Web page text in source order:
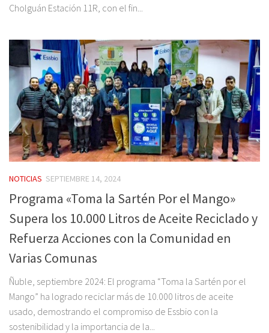
Cholguán Estación 11R, con el fin...
NOTICIAS SEPTIEMBRE 14, 2024
Programa «Toma la Sartén Por el Mango»
Supera los 10.000 Litros de Aceite Reciclado y
Refuerza Acciones con la Comunidad en
Varias Comunas
Ñuble, septiembre 2024: El programa “Toma la Sartén por el
Mango” ha logrado reciclar más de 10.000 litros de aceite
usado, demostrando el compromiso de Essbio con la
sostenibilidad y la importancia de la...